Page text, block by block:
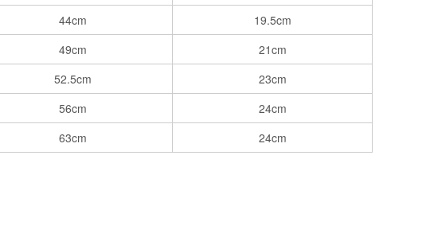
44cm
19.5cm
49cm
21cm
52.5cm
23cm
56cm
24cm
63cm 24cm